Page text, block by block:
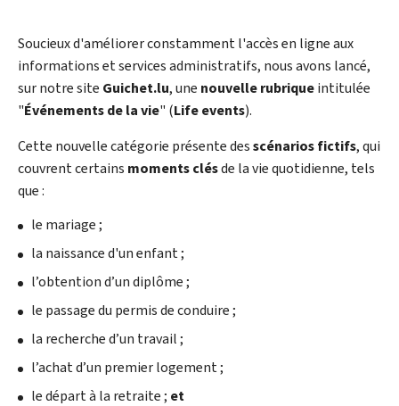
Soucieux d'améliorer constamment l'accès en ligne aux
informations et services administratifs, nous avons lancé,
sur notre site Guichet.lu, une nouvelle rubriqueintitulée
"Événements de la vie" (Life events).
Cette nouvelle catégorie présente desscénarios fictifs, qui
couvrent certains moments clésde la vie quotidienne, tels
que :
le mariage ;
la naissance d'un enfant ;
l’obtention d’un diplôme ;
le passage du permis de conduire ;
la recherche d’un travail ;
l’achat d’un premier logement ;
le départ à la retraite ; et